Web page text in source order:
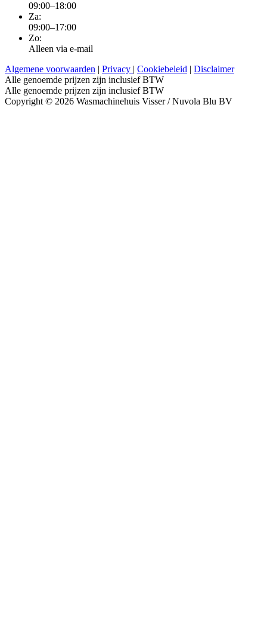
09:00–18:00
Za:
09:00–17:00
Zo:
Alleen via e-mail
Algemene voorwaarden | Privacy | Cookiebeleid | Disclaimer
Alle genoemde prijzen zijn inclusief BTW
Alle genoemde prijzen zijn inclusief BTW
Copyright © 2026 Wasmachinehuis Visser / Nuvola Blu BV